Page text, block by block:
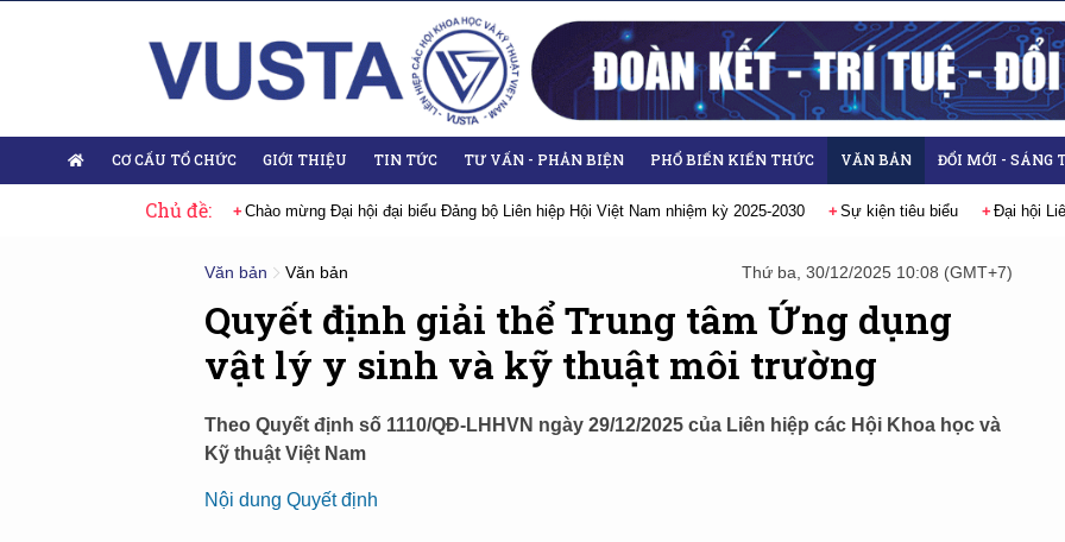
CƠ CẤU TỔ CHỨC GIỚI THIỆU TIN TỨC TƯ VẤN - PHẢN BIỆN PHỔ BIẾN KIẾN THỨC VĂN BẢN ĐỔI MỚI - SÁNG
Chủ đề:
hội lần thứ XIV của Đảng Chào mừng Đại hội đại biểu Đảng bộ Liên hiệp Hội Việt Nam nhiệm kỳ 2025-2030 Sự kiện tiêu biểu Đại hội
Văn bản Văn bản Thứ ba, 30/12/2025 10:08 (GMT+7)
Quyết định giải thể Trung tâm Ứng dụng
vật lý y sinh và kỹ thuật môi trường
Theo Quyết định số 1110/QĐ-LHHVN ngày 29/12/2025 của Liên hiệp các Hội Khoa học và
Kỹ thuật Việt Nam
Nội dung Quyết định